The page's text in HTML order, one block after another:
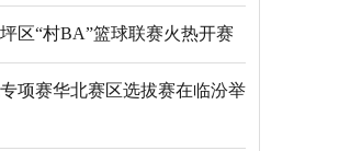
区“村BA”篮球联赛火热开赛
项赛华北赛区选拔赛在临汾举